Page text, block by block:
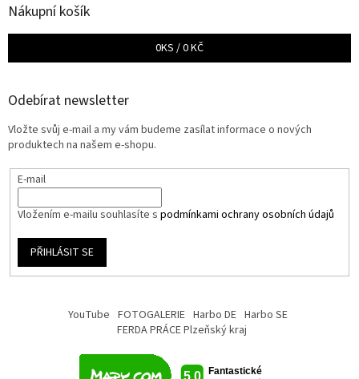
Nákupní košík
0KS /0 KČ
Odebírat newsletter
Vložte svůj e-mail a my vám budeme zasílat informace o nových
produktech na našem e-shopu.
E-mail
Vložením e-mailu souhlasíte s podmínkami ochrany osobních údajů
PŘIHLÁSIT SE
YouTube FOTOGALERIE Harbo DE Harbo SE
FERDA PRÁCE Plzeňský kraj